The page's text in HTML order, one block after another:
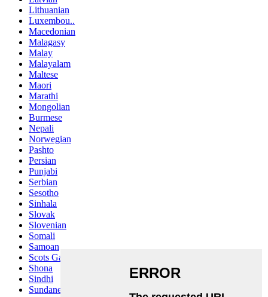
Lithuanian
Luxembou..
Macedonian
Malagasy
Malay
Malayalam
Maltese
Maori
Marathi
Mongolian
Burmese
Nepali
Norwegian
Pashto
Persian
Punjabi
Serbian
Sesotho
Sinhala
Slovak
Slovenian
Somali
Samoan
Scots Gaelic
Shona
Sindhi
Sundanese